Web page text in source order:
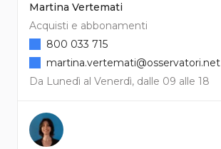
Martina Vertemati
Acquisti e abbonamenti
Da Lunedì al Venerdì, dalle 09 alle 18
800 033 715
martina.vertemati@osservatori.net